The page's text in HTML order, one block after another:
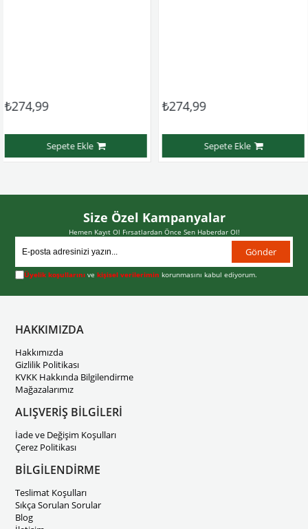
Sepete Ekle
₺274,99
Sepete Ekle
Size Özel Kampanyalar
Hemen Kayıt Ol Fırsatlardan Önce Sen Haberdar Ol!
Gönder
Üyelik koşullarını vekişisel verilerimin korunmasını kabul ediyorum.
HAKKIMIZDA
Hakkımızda
Gizlilik Politikası
KVKK Hakkında Bilgilendirme
Mağazalarımız
ALIŞVERİŞ BİLGİLERİ
İade ve Değişim Koşulları
Çerez Politikası
BİLGİLENDİRME
Teslimat Koşulları
Sıkça Sorulan Sorular
Blog